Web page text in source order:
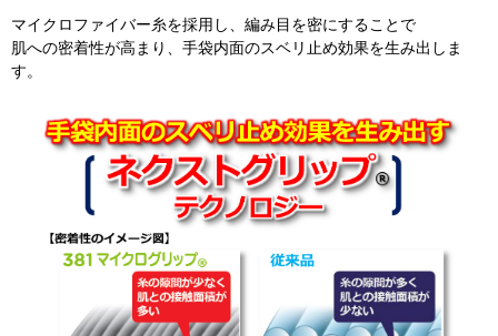
マイクロファイバー糸を採用し、編み目を密にすることで
肌への密着性が高まり、手袋内面のスベリ止め効果を生み出しま
す。